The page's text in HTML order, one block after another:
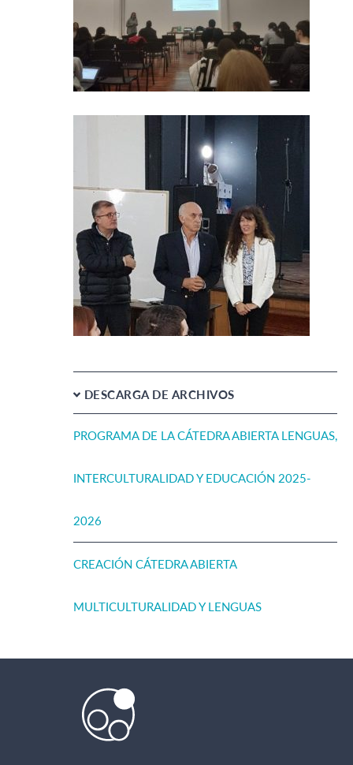
DESCARGA DE ARCHIVOS
PROGRAMA DE LA CÁTEDRA ABIERTA LENGUAS,
INTERCULTURALIDAD Y EDUCACIÓN 2025-
2026
CREACIÓN CÁTEDRA ABIERTA
MULTICULTURALIDAD Y LENGUAS